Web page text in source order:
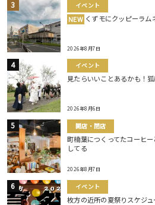
イベント
NEW くずモにクッピーラ
2026年8月7日
イベント
見たらいいことあるかも！
2026年8月6日
開店・閉店
町楠葉につくってたコーヒ
してる
2026年8月7日
イベント
枚方の近所の夏祭りスケジ